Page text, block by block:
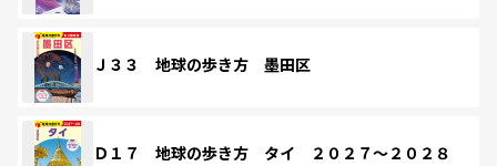
Ｊ３３ 地球の歩き方 墨田区
Ｄ１７ 地球の歩き方 タイ ２０２７～２０２８